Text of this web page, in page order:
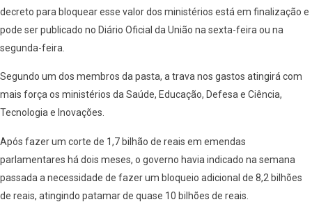
decreto para bloquear esse valor dos ministérios está em finalização e
pode ser publicado no Diário Oficial da União na sexta-feira ou na
segunda-feira.
Segundo um dos membros da pasta, a trava nos gastos atingirá com
mais força os ministérios da Saúde, Educação, Defesa e Ciência,
Tecnologia e Inovações.
Após fazer um corte de 1,7 bilhão de reais em emendas
parlamentares há dois meses, o governo havia indicado na semana
passada a necessidade de fazer um bloqueio adicional de 8,2 bilhões
de reais, atingindo patamar de quase 10 bilhões de reais.